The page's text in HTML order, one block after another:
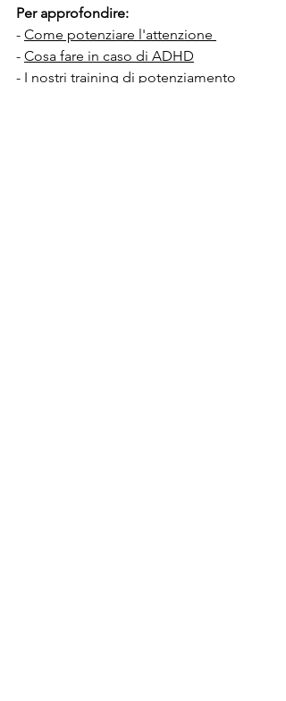
Per approfondire:
- Come potenziare l'attenzione
- Cosa fare in caso di ADHD
- I nostri training di potenziamento